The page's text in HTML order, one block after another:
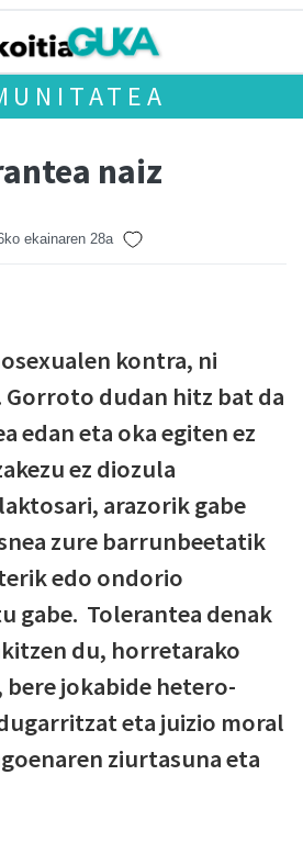
naiz
ekainaren 28a
kontra, ni
dudan hitz bat da
edan eta oka egiten ez
ez diozula
arazorik gabe
zure barrunbeetatik
edo ondorio
gabe. Tolerantea denak
du, horretarako
jokabide hetero-
eta juizio moral
ziurtasuna eta